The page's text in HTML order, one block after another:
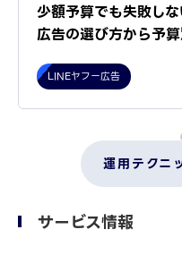
少額予算でも失敗し
広告の選び方から予
LINEヤフー広告
運用テクニ
サービス情報